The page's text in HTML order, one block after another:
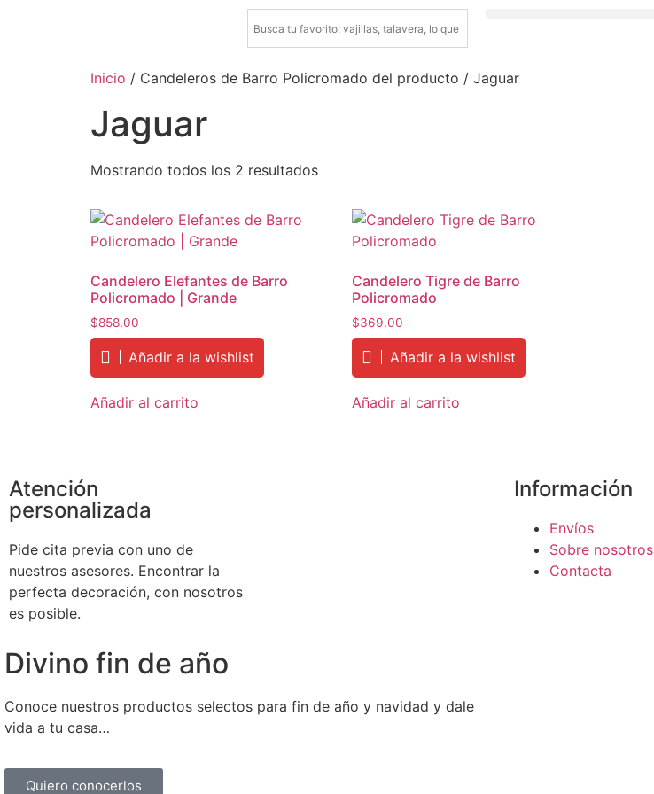
Inicio / Candeleros de Barro Policromado del producto / Jaguar
Jaguar
Mostrando todos los 2 resultados
Candelero Elefantes de Barro
Policromado | Grande
$858.00
Añadir a la wishlist
Añadir al carrito
Candelero Tigre de Barro
Policromado
$369.00
Añadir a la wishlist
Añadir al carrito
Atención
personalizada
Pide cita previa con uno de
nuestros asesores. Encontrar la
perfecta decoración, con nosotros
es posible.
Información
Envíos
Sobre nosotros
Contacta
Divino fin de año
Conoce nuestros productos selectos para fin de año y navidad y dale
vida a tu casa…
Quiero conocerlos